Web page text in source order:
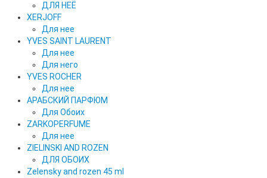
ДЛЯ НЕЁ
XERJOFF
Для нее
YVES SAINT LAURENT
Для нее
Для него
YVES ROCHER
Для нее
АРАБСКИЙ ПАРФЮМ
Для Обоих
ZARKOPERFUME
Для нее
ZIELINSKI AND ROZEN
ДЛЯ ОБОИХ
Zelensky and rozen 45 ml